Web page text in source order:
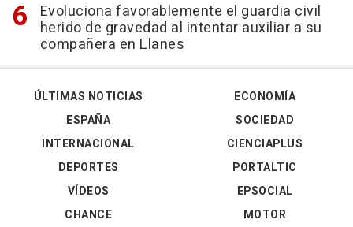
Evoluciona favorablemente el guardia civil
herido de gravedad al intentar auxiliar a su
compañera en Llanes
ÚLTIMAS NOTICIAS
ESPAÑA
INTERNACIONAL
DEPORTES
VÍDEOS
ECONOMÍA
SOCIEDAD
CIENCIAPLUS
PORTALTIC
EPSOCIAL
CHANCE
MOTOR